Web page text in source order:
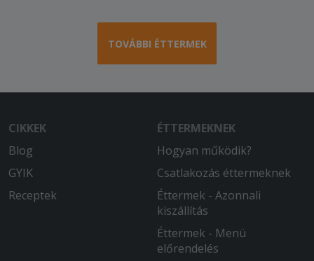
TOVÁBBI ÉTTERMEK
CIKKEK
Blog
GYIK
Receptek
ÉTTERMEKNEK
Hogyan működik?
Csatlakozás éttermeknek
Éttermek - Azonnali
kiszállítás
Éttermek - Menü
előrendelés